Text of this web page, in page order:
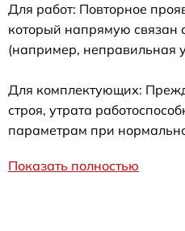
Для работ: Повторное
который напрямую связан
(например, неправильная
Для комплектующих:
строя, утрата
параметрам при
Показать полностью